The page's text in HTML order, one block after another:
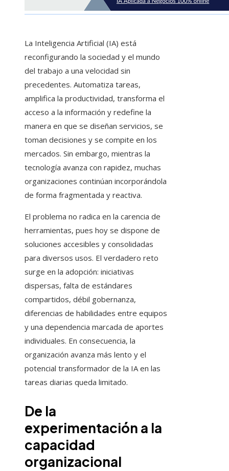
La Inteligencia Artificial (IA) está
reconfigurando la sociedad y el mundo
del trabajo a una velocidad sin
precedentes. Automatiza tareas,
amplifica la productividad, transforma el
acceso a la información y redefine la
manera en que se diseñan servicios, se
toman decisiones y se compite en los
mercados. Sin embargo, mientras la
tecnología avanza con rapidez, muchas
organizaciones continúan incorporándola
de forma fragmentada y reactiva.
El problema no radica en la carencia de
herramientas, pues hoy se dispone de
soluciones accesibles y consolidadas
para diversos usos. El verdadero reto
surge en la adopción: iniciativas
dispersas, falta de estándares
compartidos, débil gobernanza,
diferencias de habilidades entre equipos
y una dependencia marcada de aportes
individuales. En consecuencia, la
organización avanza más lento y el
potencial transformador de la IA en las
tareas diarias queda limitado.
De la
experimentación a la
capacidad
organizacional